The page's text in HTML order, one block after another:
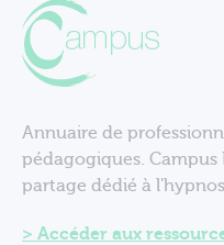
Annuaire de
pédagogiques. Campus
partage dédié à
Accéder aux